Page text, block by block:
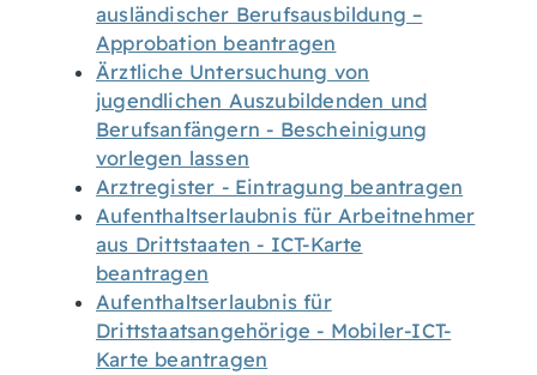
ausländischer Berufsausbildung –
Approbation beantragen
Ärztliche Untersuchung von
jugendlichen Auszubildenden und
Berufsanfängern - Bescheinigung
vorlegen lassen
Arztregister - Eintragung beantragen
Aufenthaltserlaubnis für Arbeitnehmer
aus Drittstaaten - ICT-Karte
beantragen
Aufenthaltserlaubnis für
Drittstaatsangehörige - Mobiler-ICT-
Karte beantragen